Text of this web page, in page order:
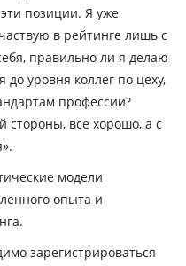
позиции. Я уже
в рейтинге лишь с
правильно ли я делаю
до уровня коллег по цеху,
профессии?
стороны, все хорошо, а с
модели
опыта и
зарегистрироваться